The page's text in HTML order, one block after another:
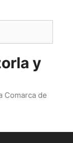
y
Comarca de